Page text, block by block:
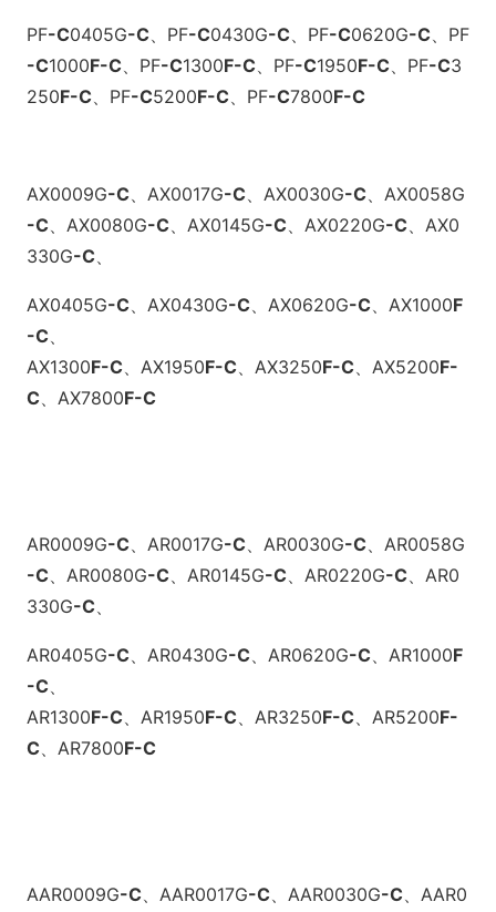
PF-C0405G-C、 PF-C0430G-C、 PF-C0620G-C、 PF
-C1000F-C、 PF-C1300F-C、 PF-C1950F-C、 PF-C3
250F-C、 PF-C5200F-C、 PF-C7800F-C
AX0009G-C、 AX0017G-C、 AX0030G-C、 AX0058G
-C、 AX0080G-C、 AX0145G-C、 AX0220G-C、 AX0
330G-C、
AX0405G-C、 AX0430G-C、 AX0620G-C、 AX1000F
-C、
AX1300F-C、 AX1950F-C、 AX3250F-C、 AX5200F-
C、 AX7800F-C
AR0009G-C、 AR0017G-C、 AR0030G-C、 AR0058G
-C、 AR0080G-C、 AR0145G-C、 AR0220G-C、 AR0
330G-C、
AR0405G-C、 AR0430G-C、 AR0620G-C、 AR1000F
-C、
AR1300F-C、 AR1950F-C、 AR3250F-C、 AR5200F-
C、 AR7800F-C
AAR0009G-C、 AAR0017G-C、 AAR0030G-C、 AAR0